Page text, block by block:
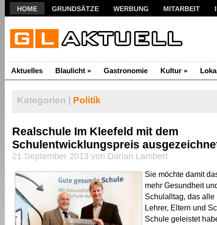
HOME GRUNDSÄTZE WERBUNG MITARBEIT
Aktuelles Blaulicht » Gastronomie Kultur »
Kategorien | Politik
Realschule Im Kleefeld mit dem
Schulentwicklungspreis
21 September 2013 von Darian Lambert
Sie möchte damit
mehr Gesundheit
Schulalltag, das
Lehrer, Eltern und
Schule geleistet